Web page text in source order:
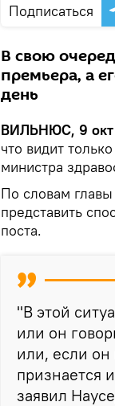
Подписаться
В свою
премьера, а
день
ВИЛЬНЮС, 9 окт
что видит
министра
По словам главы
представить
поста.
"В этой
или он
или, если он
признается
заявил